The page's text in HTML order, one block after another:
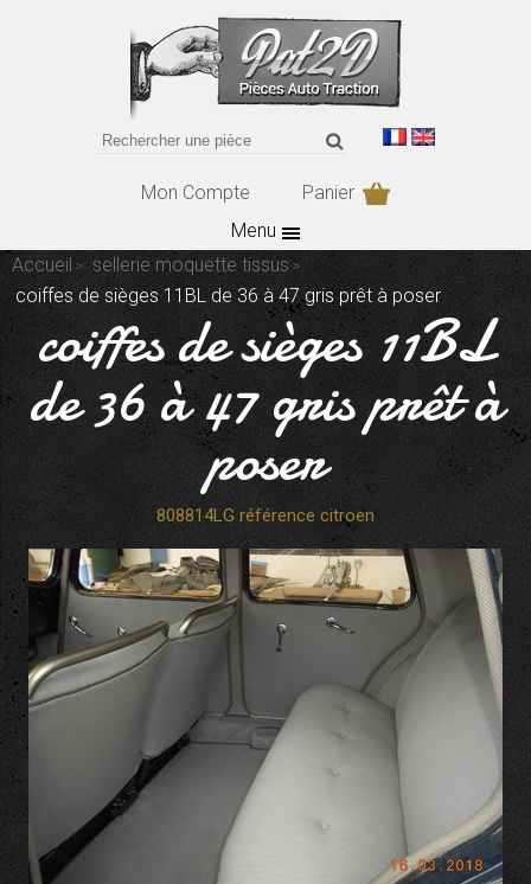
Mon Compte
Panier
Menu
Accueil
sellerie moquette tissus
coiffes de sièges 11BL de 36 à 47 gris prêt à poser
coiffes de sièges 11BL
de 36 à 47 gris prêt à
poser
808814LG référence citroen